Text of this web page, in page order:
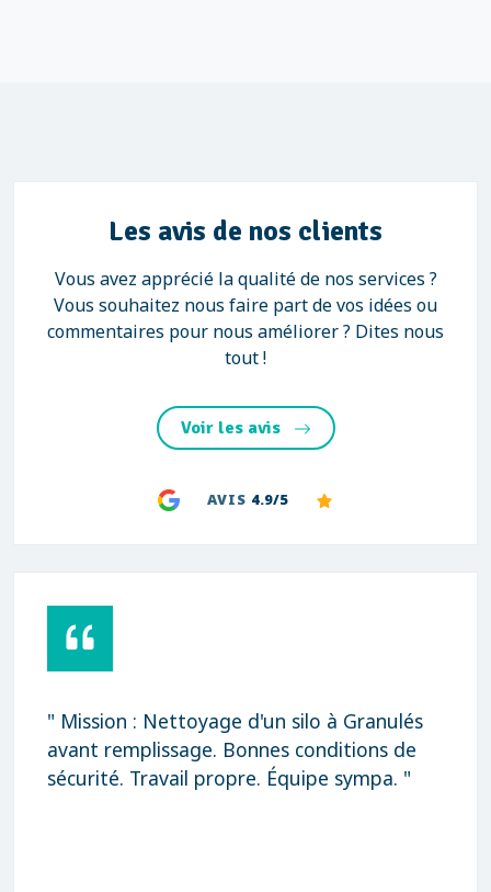
Les avis de nos clients
Vous avez apprécié la qualité de nos services ?
Vous souhaitez nous faire part de vos idées ou
commentaires pour nous améliorer ? Dites nous
tout !
Voir les avis
AVIS 4.9/5
" Mission : Nettoyage d'un silo à Granulés
avant remplissage. Bonnes conditions de
sécurité. Travail propre. Équipe sympa. "